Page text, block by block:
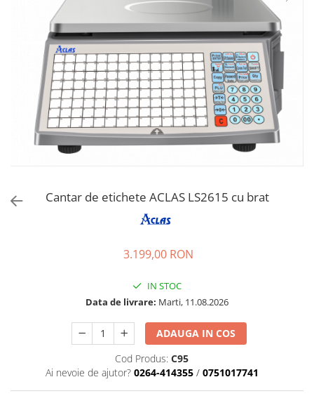
Imprimante Fiscale
Drivere case de marcat
Accesori si piese
Gestiune Numerar
Sertari de bani
Cantare
Cantare comerciale
Cantare comerciale cu brat
Cantare de verificare
Cantar de etichete ACLAS LS2615 cu brat
3.199,00 RON
IN STOC
Data de livrare: Marti, 11.08.2026
ADAUGA IN COS
Cod Produs: C95
Ai nevoie de ajutor? 0264-414355 / 0751017741